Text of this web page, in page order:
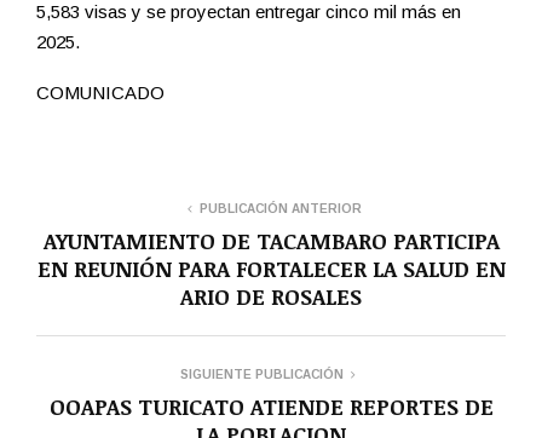
5,583 visas y se proyectan entregar cinco mil más en
2025.
COMUNICADO
PUBLICACIÓN ANTERIOR
AYUNTAMIENTO DE TACAMBARO PARTICIPA
EN REUNIÓN PARA FORTALECER LA SALUD EN
ARIO DE ROSALES
SIGUIENTE PUBLICACIÓN
OOAPAS TURICATO ATIENDE REPORTES DE